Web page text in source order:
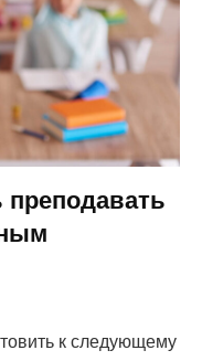
преподавать
к следующему